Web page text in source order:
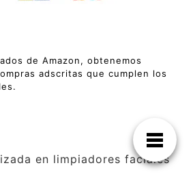
de Amazon, obtenemos
adscritas que cumplen los
en limpiadores faciales